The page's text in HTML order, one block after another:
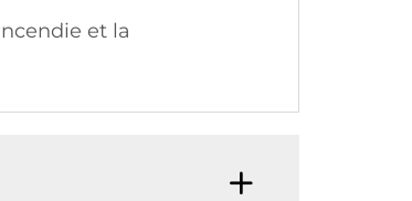
et la